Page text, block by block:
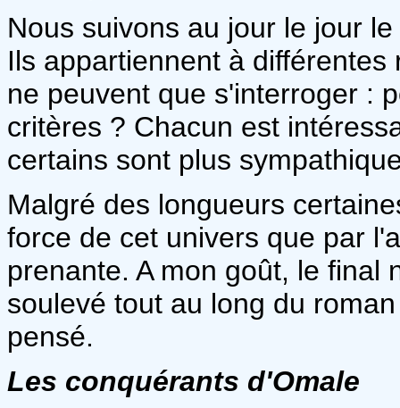
Nous suivons au jour le jour
Ils appartiennent à
ne peuvent que s'interroger :
critères ? Chacun est
certains sont plus
Malgré des longueurs
force de cet univers que par
prenante. A mon goût, le final
soulevé tout au long du
pensé.
Les conquérants d'Omale